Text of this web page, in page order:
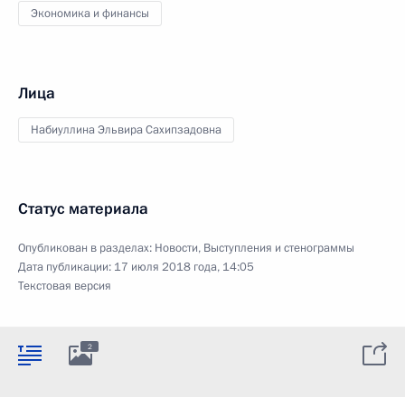
Экономика и финансы
Лица
Набиуллина Эльвира Сахипзадовна
Статус материала
Опубликован в разделах: Новости, Выступления и стенограммы
Дата публикации: 17 июля 2018 года, 14:05
Текстовая версия
2